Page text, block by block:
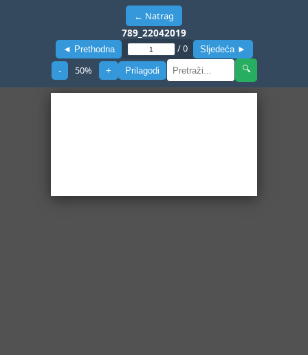
← Natrag
789_22042019
◄ Prethodna /0 Sljedeća ►
- 50% + Prilagodi 🔍